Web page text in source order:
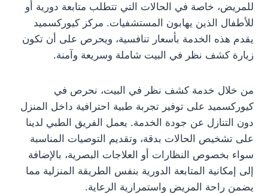
للمريض، خاصة في الحالات التي تتطلب متابعة دورية أو
للأطفال الذين يهابون المستشفيات. مركز كيوركسميد
يقدم هذه الخدمة بأسعار تنافسية، ويحرص على أن تكون
زيارة كشف نظر في البيت شاملة وسريعة وآمنة.
من خلال خدمة كشف نظر في البيت، نحرص في
كيوركسميد على توفير تجربة طبية احترافية داخل المنزل
دون التنازل عن جودة الخدمة. يعمل الفريق الطبي لدينا
على تشخيص الحالات بدقة، وتقديم التوصيات المناسبة
سواء بخصوص النظارات أو العلاجات البصرية، بالإضافة
إلى إمكانية المتابعة الدورية بنفس الطريقة المنزلية مما
يضمن راحة المريض واستمرارية الرعاية.